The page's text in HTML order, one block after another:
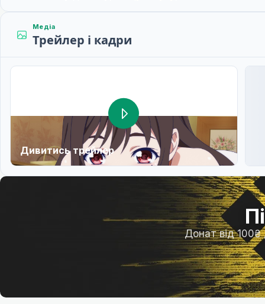
Медіа
Трейлер і кадри
Дивитись трейлер
Донат від